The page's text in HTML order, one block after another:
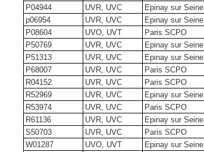
P04944
UVR, UVC Epinay sur Seine
p06954
UVR, UVC Epinay sur Seine
P08604
UVO, UVT Paris SCPO
P50769
UVR, UVC Epinay sur Seine
P51313
UVR, UVC Epinay sur Seine
P68007
UVR, UVC Paris SCPO
R04152
UVR, UVC Paris SCPO
R52969
UVR, UVC Epinay sur Seine
R53974
UVR, UVC Paris SCPO
R61136
UVR, UVC Epinay sur Seine
S50703
UVR, UVC Paris SCPO
W01287
UVO, UVT Epinay sur Seine